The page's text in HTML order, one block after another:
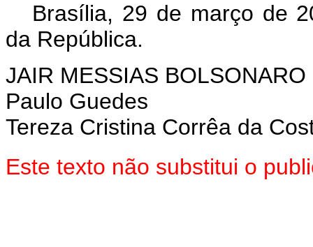
Brasília, 29 de março de
da República.
JAIR MESSIAS BOLSONARO
Paulo Guedes
Tereza Cristina Corrêa da
Este texto não substitui o